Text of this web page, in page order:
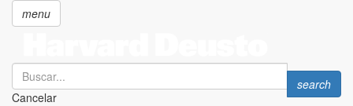
menu
Search
Cancelar
Search
search